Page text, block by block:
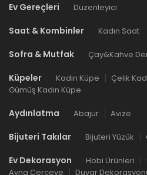
Ev Gereçleri Düzenleyici
Saat & Kombinler Kadın Saat
Sofra & Mutfak Çay&Kahve
Küpeler Kadın Küpe
Çelik
Gümüş Kadın Küpe
Aydınlatma Abajur Avize
Bijuteri Takılar Bijuteri Yüzük
Ev Dekorasyon Hobi Ürünleri
Ayna Çerçeve
Duvar